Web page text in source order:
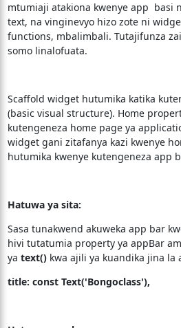
mtumiaji atakiona kwenye app basi
text, na vinginevyo hizo zote ni
functions, mbalimbali. Tutajifunza
somo linalofuata.
Scaffold widget hutumika katika
(basic visual structure). Home
kutengeneza home page ya
widget gani zitafanya kazi kwenye
hutumika kwenye kutengeneza app
Hatuwa ya sita:
Sasa tunakwend akuweka app bar
hivi tutatumia property ya appBar
ya text()kwa ajili ya kuandika jina la
title: const Text('Bongoclass'),